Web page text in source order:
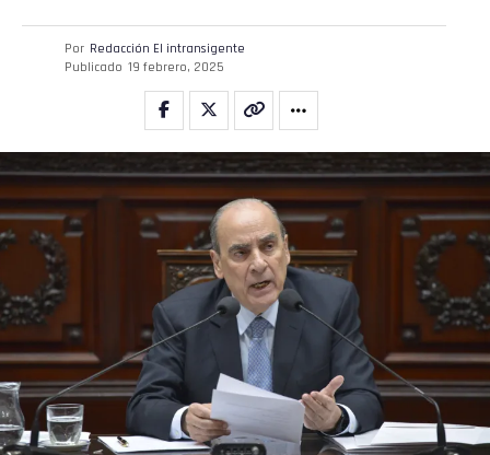
Por Redacción El intransigente
Publicado 19 febrero, 2025